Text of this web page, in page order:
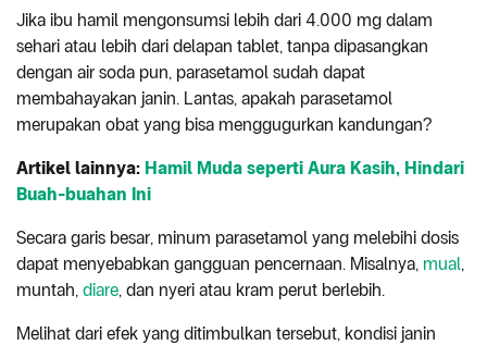
Jika ibu hamil mengonsumsi lebih dari 4.000 mg dalam
sehari atau lebih dari delapan tablet, tanpa dipasangkan
dengan air soda pun, parasetamol sudah dapat
membahayakan janin. Lantas, apakah parasetamol
merupakan obat yang bisa menggugurkan kandungan?
Artikel lainnya: Hamil Muda seperti Aura Kasih, Hindari
Buah-buahan Ini
Secara garis besar, minum parasetamol yang melebihi dosis
dapat menyebabkan gangguan pencernaan. Misalnya, mual,
muntah, diare, dan nyeri atau kram perut berlebih.
Melihat dari efek yang ditimbulkan tersebut, kondisi janin